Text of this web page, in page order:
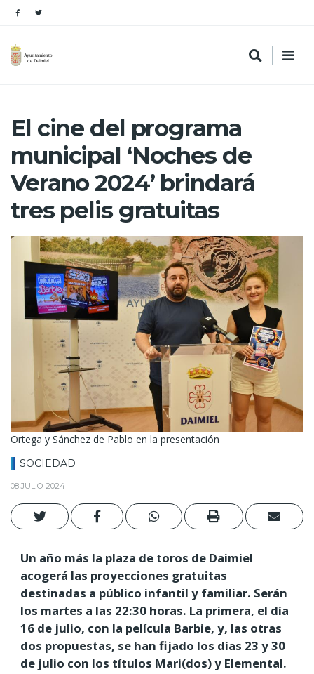
El cine del programa
municipal ‘Noches de
Verano 2024’ brindará
tres pelis gratuitas
Ortega y Sánchez de Pablo en la presentación
SOCIEDAD
08 JULIO 2024
Un año más la plaza de toros de Daimiel
acogerá las proyecciones gratuitas
destinadas a público infantil y familiar. Serán
los martes a las 22:30 horas. La primera, el día
16 de julio, con la película Barbie, y, las otras
dos propuestas, se han fijado los días 23 y 30
de julio con los títulos Mari(dos) y Elemental.